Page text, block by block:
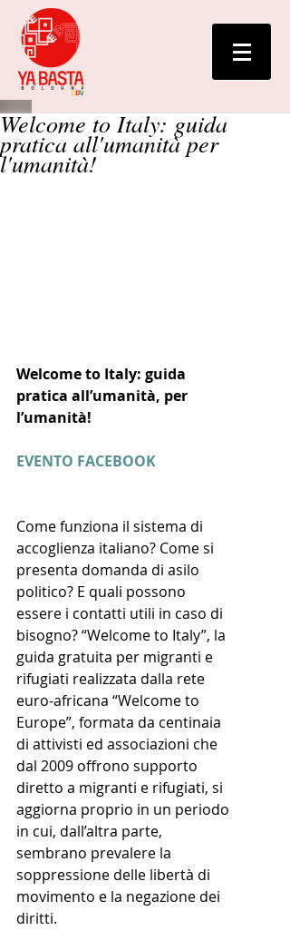
Welcome to Italy: guida
pratica all'umanità per
l'umanità!
Welcome to Italy: guida
pratica all’umanità, per
l’umanità!
EVENTO FACEBOOK
Come funziona il sistema di
accoglienza italiano? Come si
presenta domanda di asilo
politico? E quali possono
essere i contatti utili in caso di
bisogno? “Welcome to Italy”, la
guida gratuita per migranti e
rifugiati realizzata dalla rete
euro-africana “Welcome to
Europe”, formata da centinaia
di attivisti ed associazioni che
dal 2009 offrono supporto
diretto a migranti e rifugiati, si
aggiorna proprio in un periodo
in cui, dall’altra parte,
sembrano prevalere la
soppressione delle libertà di
movimento e la negazione dei
diritti.